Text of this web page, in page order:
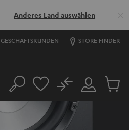
Anderes Land auswählen
GESCHÄFTSKUNDEN STORE FINDER
Suche
Mein
Konto
No
Artikel